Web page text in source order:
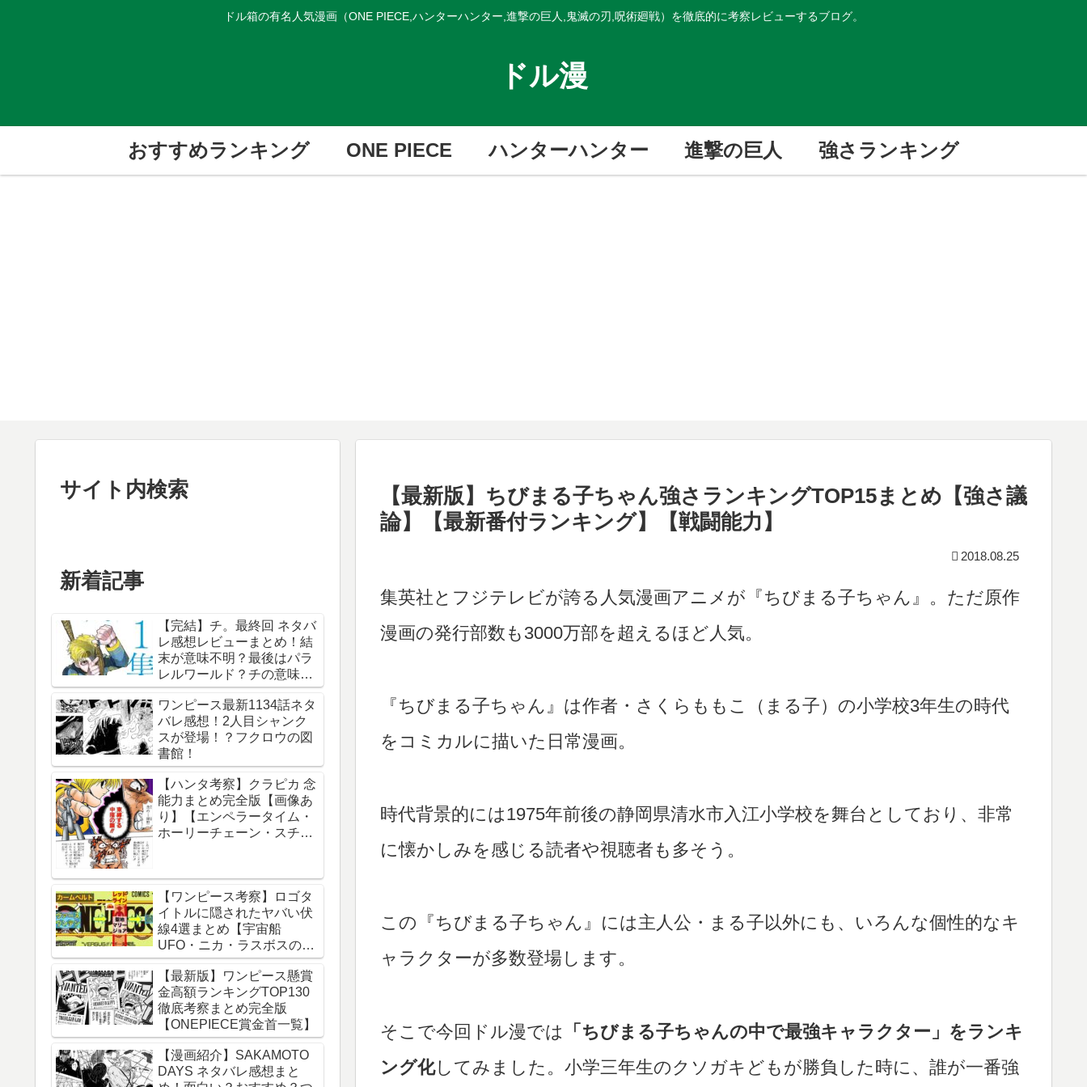
ドル箱の有名人気漫画（ONE PIECE,ハンターハンター,進撃の巨人,鬼滅の刃,呪術廻戦）を徹底的に考察レビューするブログ。
ドル漫
おすすめランキング ONE PIECE ハンターハンター 進撃の巨人 強さランキング
【最新版】ちびまる子ちゃん強さランキングTOP15まとめ【強さ議
論】【最新番付ランキング】【戦闘能力】
2018.08.25
集英社とフジテレビが誇る人気漫画アニメが『ちびまる子ちゃん』。ただ原作
漫画の発行部数も3000万部を超えるほど人気。
『ちびまる子ちゃん』は作者・さくらももこ（まる子）の小学校3年生の時代
をコミカルに描いた日常漫画。
時代背景的には1975年前後の静岡県清水市入江小学校を舞台としており、非常
に懐かしみを感じる読者や視聴者も多そう。
この『ちびまる子ちゃん』には主人公・まる子以外にも、いろんな個性的なキ
ャラクターが多数登場します。
そこで今回ドル漫では
「ちびまる子ちゃんの中で最強キャラクター」をランキ
ング化してみました。小学三年生のクソガキどもが勝負した時に、誰が一番強
サイト内検索
新着記事
【完結】チ。最終回 ネタバ
レ感想レビューまとめ！結
末が意味不明？最後はパラ
レルワールド？チの意味
は？内容あらすじは？アル
ベルト・ブルゼフスキと
は？【総合評価評判】【地
球の運動について】
ワンピース最新1134話ネタ
バレ感想！2人目シャンク
スが登場！？フクロウの図
書館！
【ハンタ考察】クラピカ 念
能力まとめ完全版【画像あ
り】【エンペラータイム・
ホーリーチェーン・スチー
ン】
【ワンピース考察】ロゴタ
イトルに隠されたヤバい伏
線4選まとめ【宇宙船
UFO・ニカ・ラスボスのイ
ム様・グランドライン】
【最新版】ワンピース懸賞
金高額ランキングTOP130
徹底考察まとめ完全版
【ONEPIECE賞金首一覧】
【漫画紹介】SAKAMOTO
DAYS ネタバレ感想まと